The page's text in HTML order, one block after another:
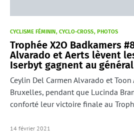
CYCLISME FÉMININ CYCLO-CROSS PHOTOS
Trophée X2O Badkamers
Alvarado et Aerts lèvent
Iserbyt gagnent au général
Ceylin Del Carmen Alvarado et
Bruxelles, pendant que Lucinda
conforté leur victoire finale au
14 février 2021